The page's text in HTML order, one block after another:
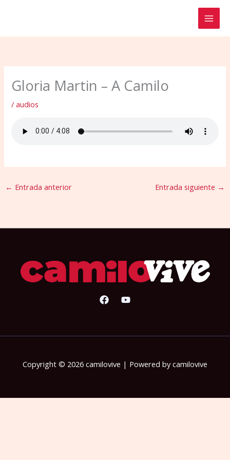
Gloria Martin – A Camilo
/audios
← Entrada anterior Entrada siguiente →
Copyright © 2026 camilovive | Powered by camilovive